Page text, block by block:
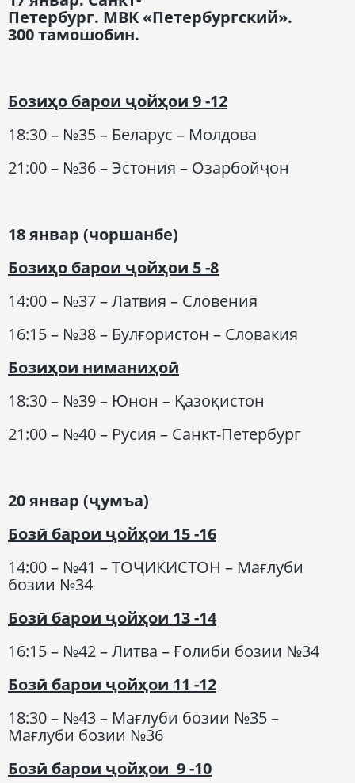
Петербург. МВК «Петербургский».
300тамошобин.
Бозиҳо барои ҷойҳои 9 -12
18:30 – №35 – Беларус – Молдова
21:00 – №36 – Эстония – Озарбойҷон
18 январ (чоршанбе)
Бозиҳо барои ҷойҳои 5 -8
14:00 – №37 – Латвия – Словения
16:15 – №38 – Булғористон – Словакия
Бозиҳои ниманиҳоӣ
18:30 – №39 – Юнон – Қазоқистон
21:00 – №40 – Русия – Санкт-Петербург
20 январ (ҷумъа)
Бозӣ барои ҷойҳои 15 -16
14:00 – №41 – ТОҶИКИСТОН – Мағлуби
бозии №34
Бозӣ барои ҷойҳои 13 -14
16:15 – №42 – Литва – Ғолиби бозии №34
Бозӣ барои ҷойҳои 11 -12
18:30 – №43 – Мағлуби бозии №35 –
Мағлуби бозии №36
Бозӣ барои ҷойҳои 9 -10